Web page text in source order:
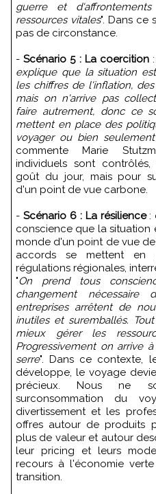
guerre et
ressources vitales". Dans ce
pas de circonstance.
-Scénario 5 : La coercition:
explique que la situation
les chiffres de l'inflation,
mais on n'arrive pas
faire autrement, donc ce
mettent en place des
voyager ou bien
commente Marie
individuels sont contrôlés,
goût du jour, mais pour
d'un point de vue carbone.
- Scénario 6 : La résilience:
conscience que la
monde d'un point de vue
accords se mettent
régulations régionales,
"On prend tous
changement
entreprises arrêtent de
inutiles et suremballés.
mieux gérer les
Progressivement on arrive
serre". Dans ce contexte,
développe, le voyage
précieux. Nous ne
surconsommation du
divertissement et les
offres autour de produits
plus de valeur et autour
leur pricing et leurs
recours à l'économie
transition.